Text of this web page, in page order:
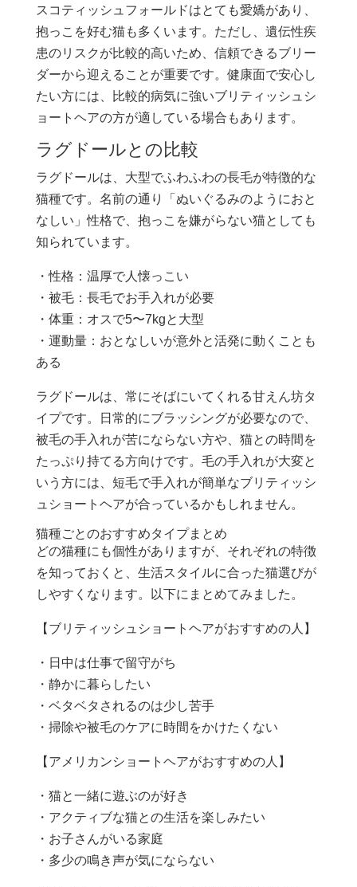
スコティッシュフォールドはとても愛嬌があり、
抱っこを好む猫も多くいます。ただし、遺伝性疾
患のリスクが比較的高いため、信頼できるブリー
ダーから迎えることが重要です。健康面で安心し
たい方には、比較的病気に強いブリティッシュシ
ョートヘアの方が適している場合もあります。
ラグドールとの比較
ラグドールは、大型でふわふわの長毛が特徴的な
猫種です。名前の通り「ぬいぐるみのようにおと
なしい」性格で、抱っこを嫌がらない猫としても
知られています。
・性格：温厚で人懐っこい
・被毛：長毛でお手入れが必要
・体重：オスで5〜7kgと大型
・運動量：おとなしいが意外と活発に動くことも
ある
ラグドールは、常にそばにいてくれる甘えん坊タ
イプです。日常的にブラッシングが必要なので、
被毛の手入れが苦にならない方や、猫との時間を
たっぷり持てる方向けです。毛の手入れが大変と
いう方には、短毛で手入れが簡単なブリティッシ
ュショートヘアが合っているかもしれません。
猫種ごとのおすすめタイプまとめ
どの猫種にも個性がありますが、それぞれの特徴
を知っておくと、生活スタイルに合った猫選びが
しやすくなります。以下にまとめてみました。
【ブリティッシュショートヘアがおすすめの人】
・日中は仕事で留守がち
・静かに暮らしたい
・ベタベタされるのは少し苦手
・掃除や被毛のケアに時間をかけたくない
【アメリカンショートヘアがおすすめの人】
・猫と一緒に遊ぶのが好き
・アクティブな猫との生活を楽しみたい
・お子さんがいる家庭
・多少の鳴き声が気にならない